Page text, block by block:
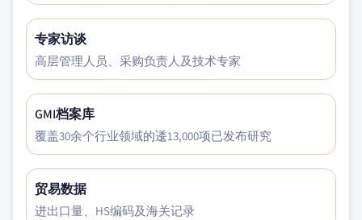
专家访谈
高层管理人员、采购负责人及技术专家
GMI档案库
覆盖30余个行业领域的逶13,000项已发布研究
贸易数据
进出口量、HS编码及海关记录